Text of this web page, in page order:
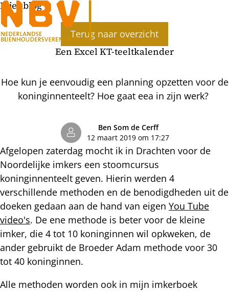
Bijenblog
Terug naar overzicht
Een Excel KT-teeltkalender
Hoe kun je eenvoudig een planning opzetten voor de
koninginnenteelt? Hoe gaat eea in zijn werk?
Ben Som de Cerff
12 maart 2019 om 17:27
Afgelopen zaterdag mocht ik in Drachten voor de
Noordelijke imkers een stoomcursus
koninginnenteelt geven. Hierin werden 4
verschillende methoden en de benodigdheden uit de
doeken gedaan aan de hand van eigen You Tube
video's. De ene methode is beter voor de kleine
imker, die 4 tot 10 koninginnen wil opkweken, de
ander gebruikt de Broeder Adam methode voor 30
tot 40 koninginnen.
Alle methoden worden ook in mijn imkerboek